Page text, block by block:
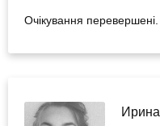
Очікування перевершені.
Ирина